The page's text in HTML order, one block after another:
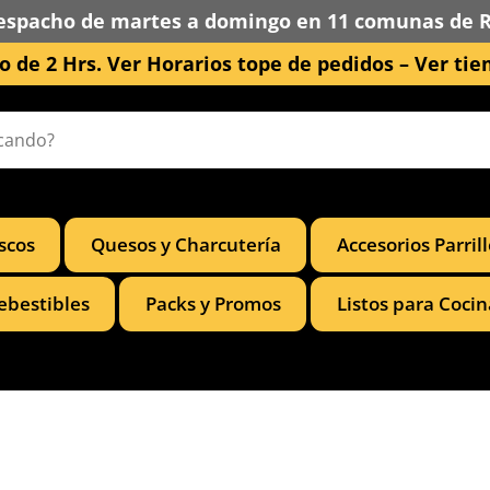
de martes a domingo en 11 comunas de
de 2 Hrs. Ver Horarios tope de pedidos – Ver
Quesos y Charcutería Accesorios
Packs y Promos Listos para